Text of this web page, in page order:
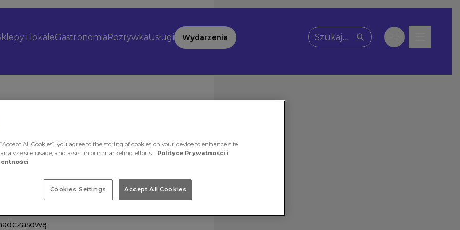
i lokaleGastronomiaRozrywkaUsługi Wydarzenia
Wpisz, czego szukasz
kobiety do
All Cookies”, you agree to the storing of cookies on your device to enhance site
site usage, and assist in our marketing efforts.
Polityce Prywatności i
Cookies Settings Accept All Cookies